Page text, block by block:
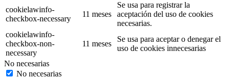
cookielawinfo-
checkbox-necessary
11 meses
Se usa para registrar la
aceptación del uso de cookies
necesarias.
cookielawinfo-
checkbox-non-
necessary
11 meses
Se usa para aceptar o denegar el
uso de cookies innecesarias
No necesarias
No necesarias